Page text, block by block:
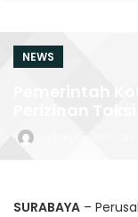
NEWS
SURABAYA –